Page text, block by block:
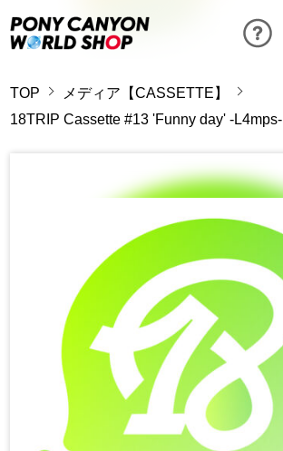
TOP
メディア【CASSETTE】
18TRIP Cassette #13 'Funny day' -L4mps-